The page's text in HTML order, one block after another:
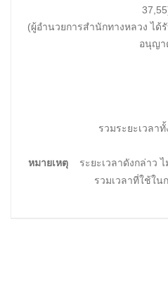
(ผู้อำนวยการสำนักทางหลวง ไ
อนุญา
รวมระยะเวลา
หมายเหตุระยะเวลาดังกล่าว ไ
รวมเวลาที่ใช้ใน